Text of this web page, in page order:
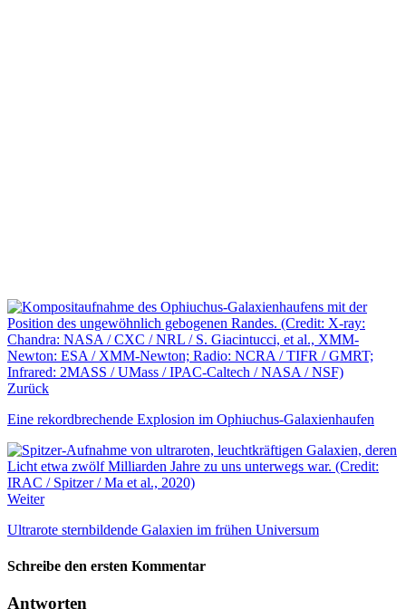
Zurück
Eine rekordbrechende Explosion im Ophiuchus-Galaxienhaufen
Weiter
Ultrarote sternbildende Galaxien im frühen Universum
Schreibe den ersten Kommentar
Antworten